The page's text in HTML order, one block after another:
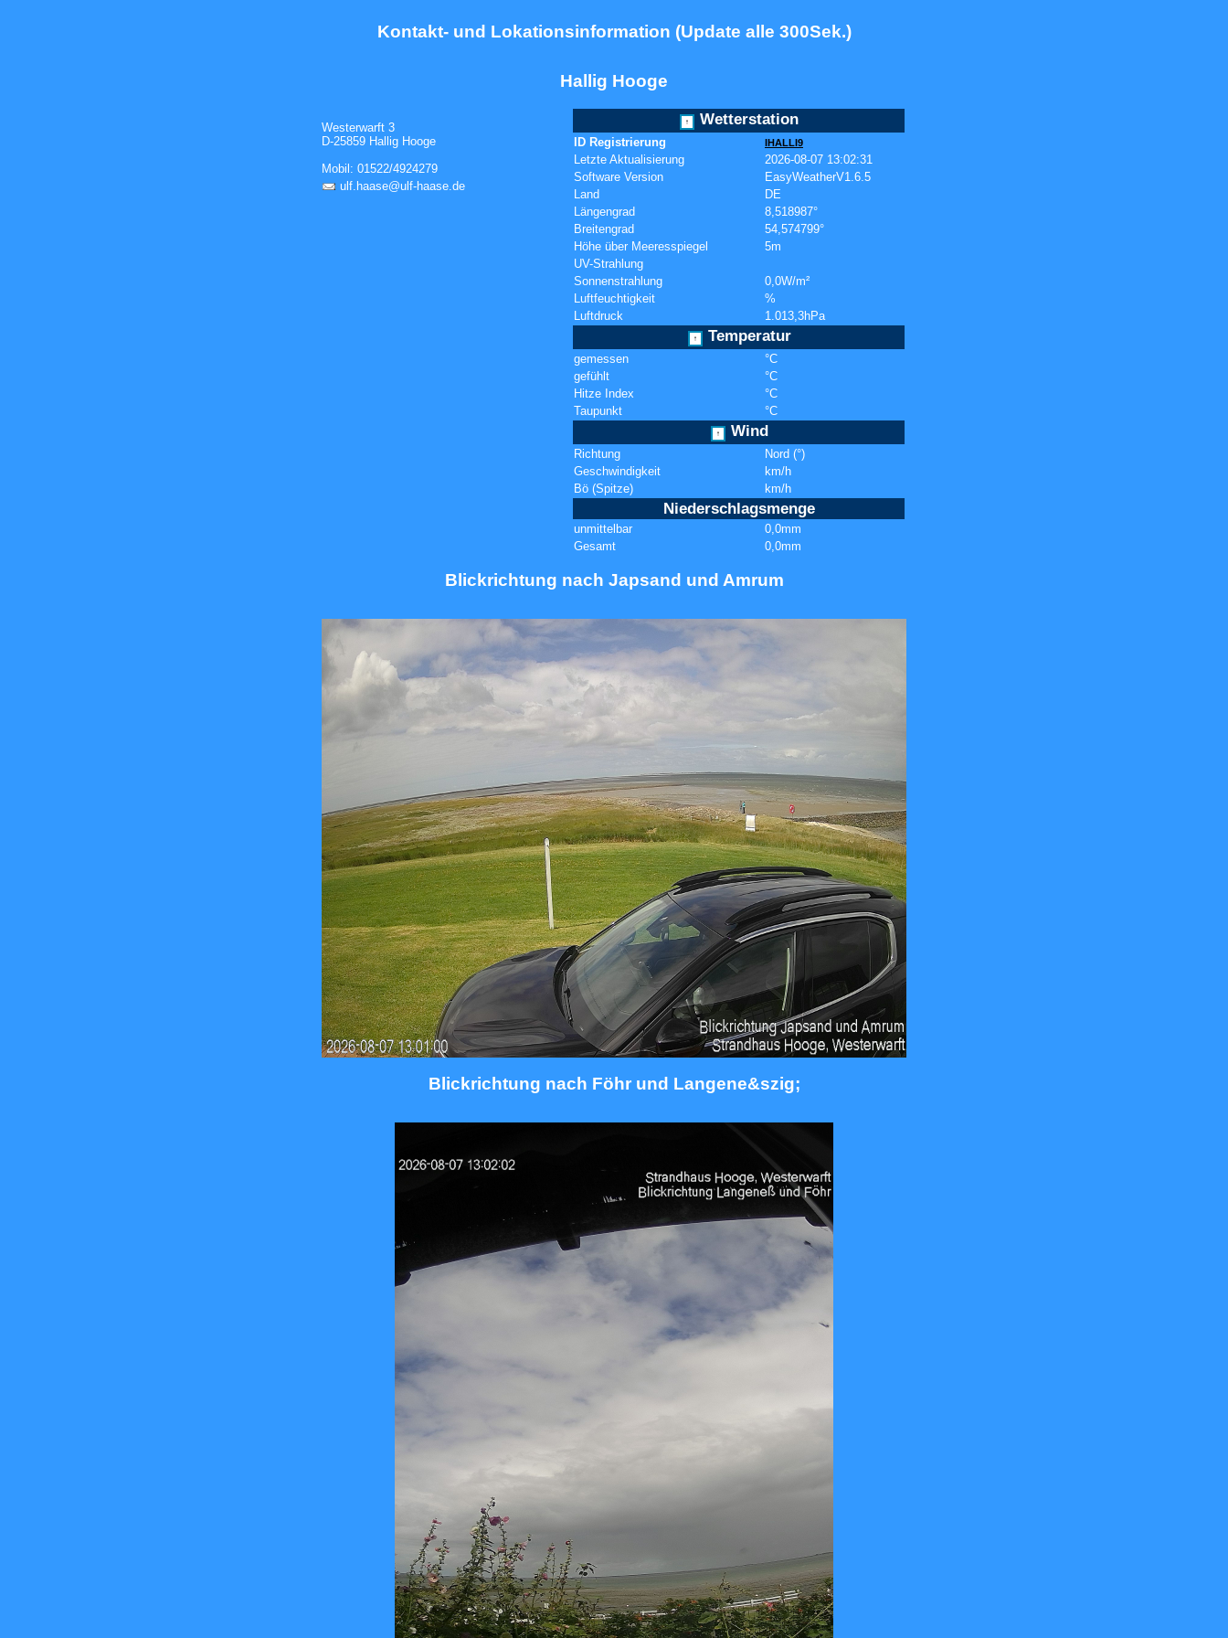
Kontakt- und Lokationsinformation (Update alle 300Sek.)
Hallig Hooge
Westerwarft 3
D-25859 Hallig Hooge
Mobil: 01522/4924279
ulf.haase@ulf-haase.de
↑ Wetterstation
ID Registrierung IHALLI9
Letzte Aktualisierung
2026-08-07 13:02:31
Software Version
EasyWeatherV1.6.5
Land
DE
Längengrad
8,518987°
Breitengrad
54,574799°
Höhe über Meeresspiegel
5m
UV-Strahlung
Sonnenstrahlung
0,0W/m²
Luftfeuchtigkeit
%
Luftdruck
1.013,3hPa
↑ Temperatur
gemessen
°C
gefühlt
°C
Hitze Index
°C
Taupunkt
°C
↑ Wind
Richtung
Nord (°)
Geschwindigkeit
km/h
Bö (Spitze)
km/h
Niederschlagsmenge
unmittelbar
0,0mm
Gesamt
0,0mm
Blickrichtung nach Japsand und Amrum
Blickrichtung nach Föhr und Langene&szig;